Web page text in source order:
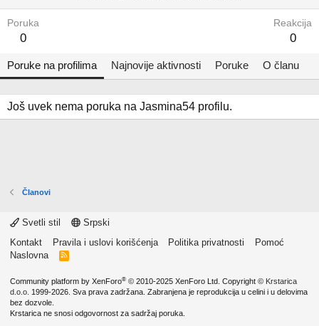
Poruka
0
Reakcija
0
Poruke na profilima Najnovije aktivnosti Poruke O članu
Još uvek nema poruka na Jasmina54 profilu.
Članovi
Svetli stil
Srpski
Kontakt
Pravila i uslovi korišćenja Politika privatnosti
Pomoć
Naslovna
R
Community platform by XenForo® © 2010-2025 XenForo Ltd. Copyright © Krstarica
d.o.o. 1999-2026. Sva prava zadržana. Zabranjena je reprodukcija u celini i u delovima
bez dozvole.
Krstarica ne snosi odgovornost za sadržaj poruka.